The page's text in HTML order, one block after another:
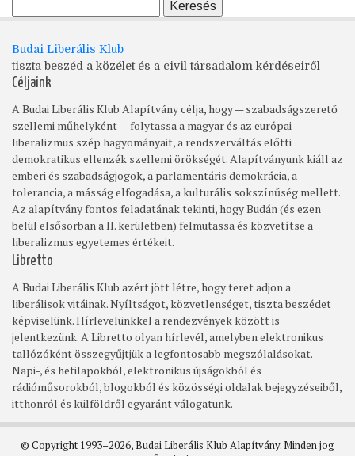
Budai Liberális Klub
tiszta beszéd a közélet és a civil társadalom kérdéseiről
Céljaink
A Budai Liberális Klub Alapítvány célja, hogy — szabadságszerető
szellemi műhelyként — folytassa a magyar és az európai
liberalizmus szép hagyományait, a rendszerváltás előtti
demokratikus ellenzék szellemi örökségét. Alapítványunk kiáll az
emberi és szabadságjogok, a parlamentáris demokrácia, a
tolerancia, a másság elfogadása, a kulturális sokszínűség mellett.
Az alapítvány fontos feladatának tekinti, hogy Budán (és ezen
belül elsősorban a II. kerületben) felmutassa és közvetítse a
liberalizmus egyetemes értékeit.
Libretto
A Budai Liberális Klub azért jött létre, hogy teret adjon a
liberálisok vitáinak. Nyíltságot, közvetlenséget, tiszta beszédet
képviselünk. Hírlevelünkkel a rendezvények között is
jelentkezünk. A Libretto olyan hírlevél, amelyben elektronikus
tallózóként összegyűjtjük a legfontosabb megszólalásokat.
Napi-, és hetilapokból, elektronikus újságokból és
rádióműsorokból, blogokból és közösségi oldalak bejegyzéseiből,
itthonról és külföldről egyaránt válogatunk.
© Copyright 1993–2026, Budai Liberális Klub Alapítvány. Minden jog